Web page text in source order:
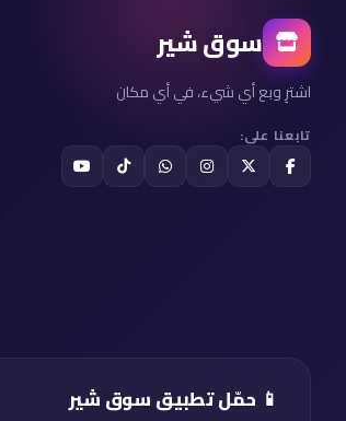
سوق شير
اشترِ وبع أي شيء، في أي مكان
تابعنا على:
📱 حمّل تطبيق سوق شير